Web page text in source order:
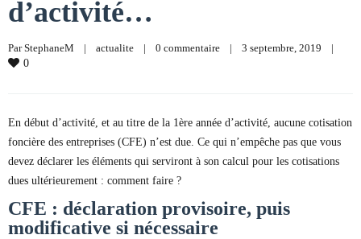
d’activité…
Par StephaneM | actualite | 0 commentaire | 3 septembre, 2019 |
0
En début d’activité, et au titre de la 1ère année d’activité, aucune cotisation
foncière des entreprises (CFE) n’est due. Ce qui n’empêche pas que vous
devez déclarer les éléments qui serviront à son calcul pour les cotisations
dues ultérieurement : comment faire ?
CFE : déclaration provisoire, puis
modificative si nécessaire